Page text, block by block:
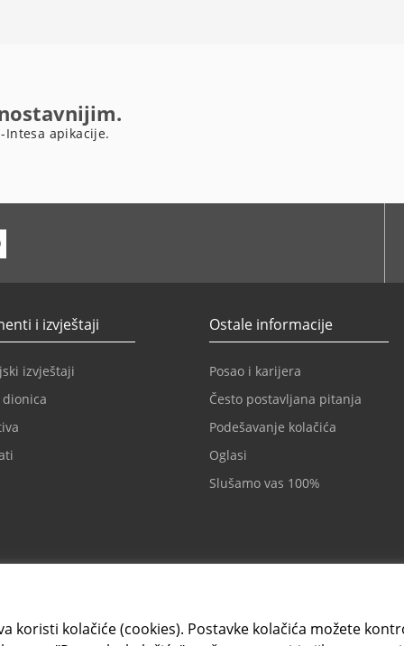
koristi kolačiće (cookies). Postavke kolačića možete
apikacije.
i izvještaji
izvještaji
Ostale informacije
Posao i karijera
Često postavljana pitanja
Podešavanje kolačića
Oglasi
Slušamo vas 100%